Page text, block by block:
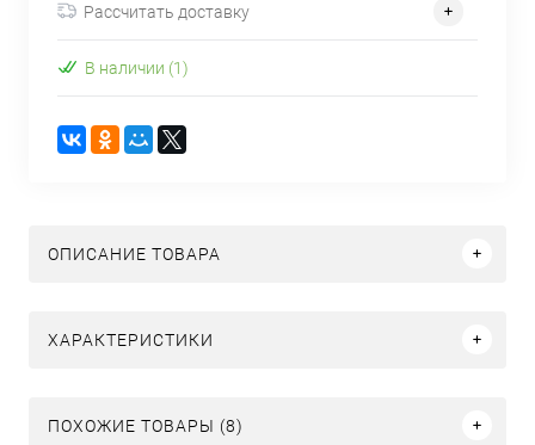
Рассчитать доставку
В наличии (1)
ОПИСАНИЕ ТОВАРА
ХАРАКТЕРИСТИКИ
ПОХОЖИЕ ТОВАРЫ (8)